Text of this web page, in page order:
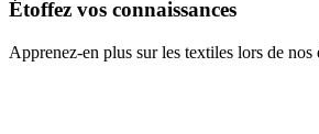
Étoffez vos connaissances
Apprenez-en plus sur les textiles lors de nos